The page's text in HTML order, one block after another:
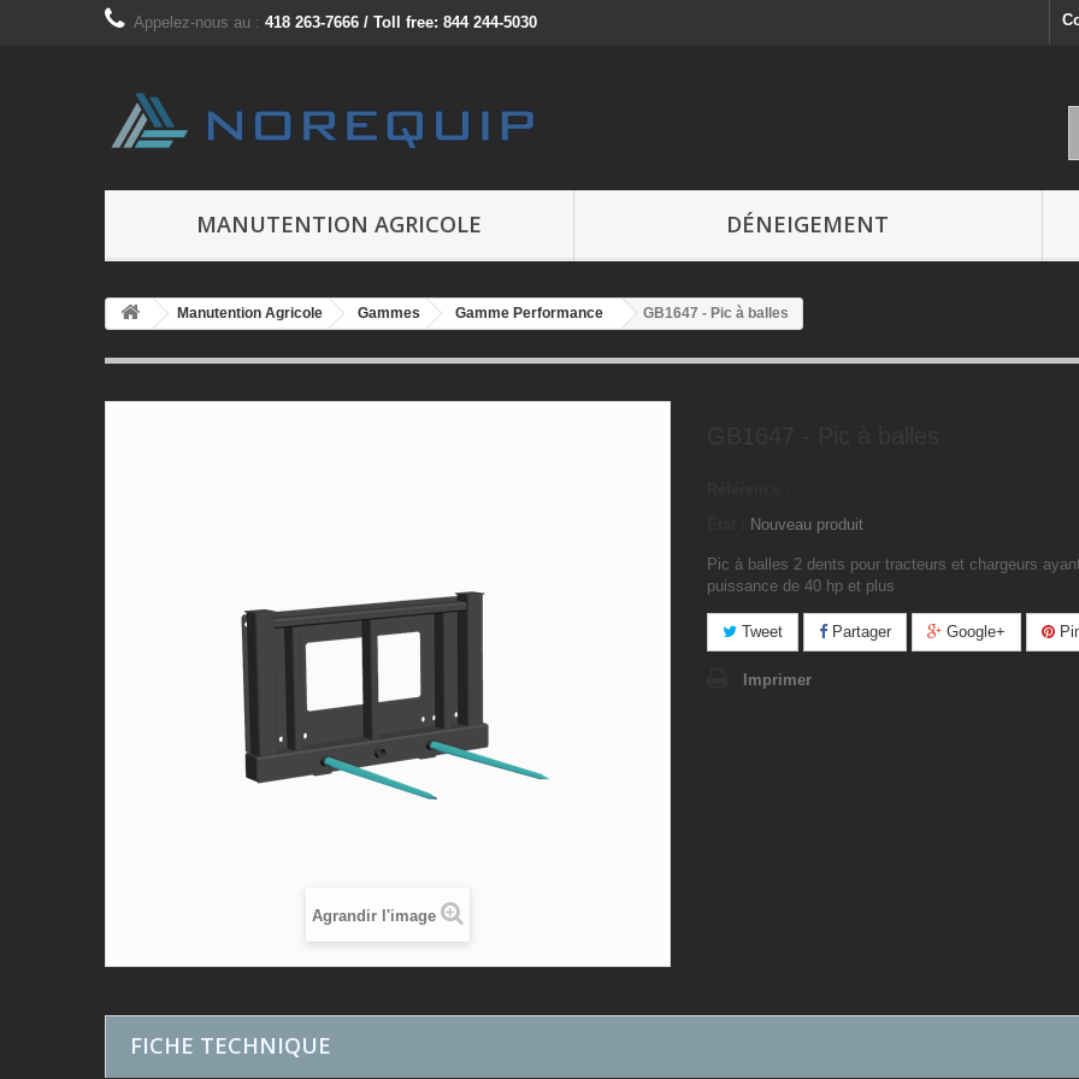
Appelez-nous au : 418 263-7666 / Toll free: 844 244-5030
MANUTENTION AGRICOLE DÉNEIGEMENT
Manutention Agricole Gammes Gamme Performance GB1647 - Pic à balles
Agrandir l'image
Nouveau produit
Pic à balles 2 dents pour tracteurs et chargeurs
puissance de 40 hp et plus
Tweet Partager Google+
Imprimer
FICHE TECHNIQUE